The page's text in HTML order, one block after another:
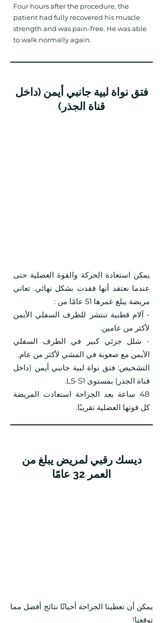
Four hours after the procedure, the
patient had fully recovered his muscle
strength and was pain-free. He was able
to walk normally again.
فتق نواة لبية جانبي أيمن (داخل
قناة الجذر)
يمكن استعادة الحركة والقوة العضلية حتى
عندما نعتقد أنها فقدت بشكل نهائي. تعاني
مريضة يبلغ عمرها 51 عامًا من :
- آلام قطنية تنتشر للطرف السفلي الأيمن
لأكثر من عامين.
- شلل جزئي كبير في الطرف السفلي
الأيمن مع صعوبة في المشي لأكثر من عام.
التشخيص: فتق نواة لبية جانبي أيمن (داخل
قناة الجذر) بمستوى L5-S1.
48 ساعة
بعد الجراحة استعادت المريضة
كل قوتها العضلية تقريبًا.
ديسك رقبي لمريض يبلغ من
العمر 32 عامًا
يمكن أن تعطينا الجراحة أحيانًا نتائج أفضل مما
توقعنا!